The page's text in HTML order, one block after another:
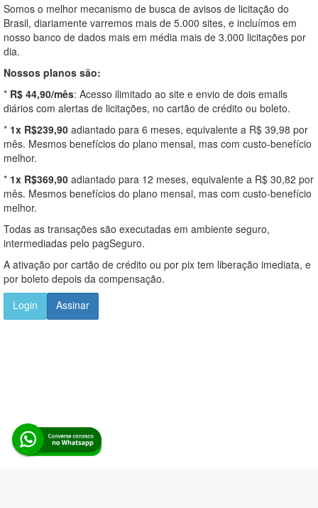
Somos o melhor mecanismo de busca de avisos de licitação do
Brasil, diariamente varremos mais de 5.000 sites, e incluímos em
nosso banco de dados mais em média mais de 3.000 licitações por
dia.
Nossos planos são:
* R$ 44,90/mês: Acesso ilimitado ao site e envio de dois emails
diários com alertas de licitações, no cartão de crédito ou boleto.
* 1x R$239,90 adiantado para 6 meses, equivalente a R$ 39,98 por
mês. Mesmos benefícios do plano mensal, mas com custo-benefício
melhor.
* 1x R$369,90 adiantado para 12 meses, equivalente a R$ 30,82 por
mês. Mesmos benefícios do plano mensal, mas com custo-benefício
melhor.
Todas as transações são executadas em ambiente seguro,
intermediadas pelo pagSeguro.
A ativação por cartão de crédito ou por pix tem liberação imediata, e
por boleto depois da compensação.
Login
Assinar